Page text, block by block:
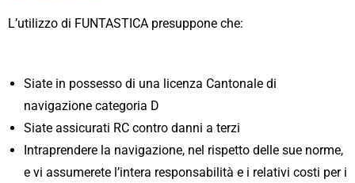
L’utilizzo di FUNTASTICA presuppone che:
Siate in possesso di una licenza Cantonale di
navigazione categoria D
Siate assicurati RC contro danni a terzi
Intraprendere la navigazione, nel rispetto delle sue norme,
e vi assumerete l’intera responsabilità e i relativi costi per i